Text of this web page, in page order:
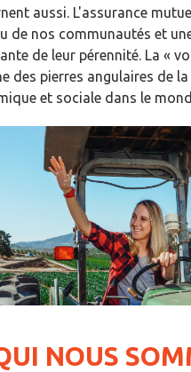
aussi. L'assurance
de nos communautés et
de leur pérennité. La «
des pierres angulaires de
et sociale dans le
NOUS